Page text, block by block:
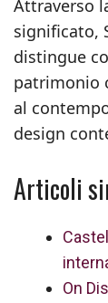
Attraverso
significato,
distingue
patrimonio
al
design
Articoli
On